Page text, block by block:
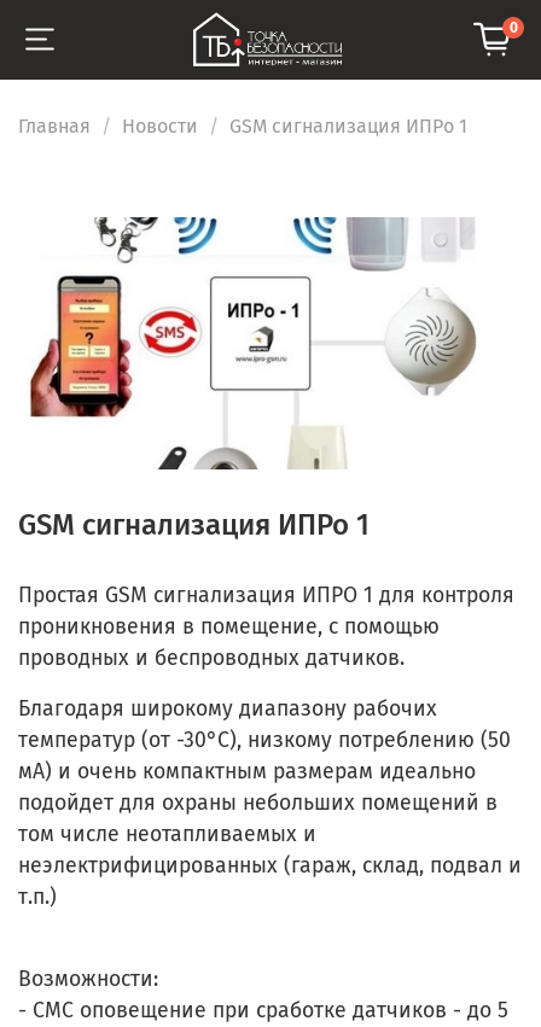
0
Главная Новости GSM сигнализация ИПРо 1
GSM сигнализация ИПРо 1
Простая GSM сигнализация ИПРО 1 для контроля
проникновения в помещение, с помощью
проводных и беспроводных датчиков.
Благодаря широкому диапазону рабочих
температур (от -30°С), низкому потреблению (50
мА) и очень компактным размерам идеально
подойдет для охраны небольших помещений в
том числе неотапливаемых и
неэлектрифицированных (гараж, склад, подвал и
т.п.)
Возможности:
- СМС оповещение при сработке датчиков - до 5